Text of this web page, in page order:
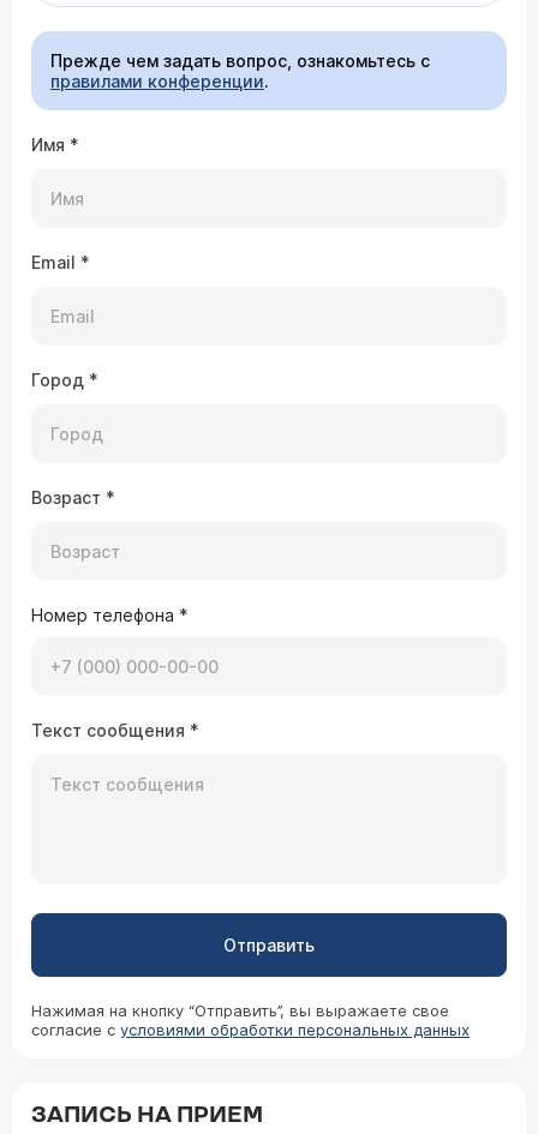
Прежде чем задать вопрос, ознакомьтесь с
правилами конференции.
Имя *
Email *
Город *
Возраст *
Номер телефона *
Текст сообщения *
Отправить
Нажимая на кнопку “Отправить”, вы выражаете свое
согласие с условиями обработки персональных данных
ЗАПИСЬ НА ПРИЕМ